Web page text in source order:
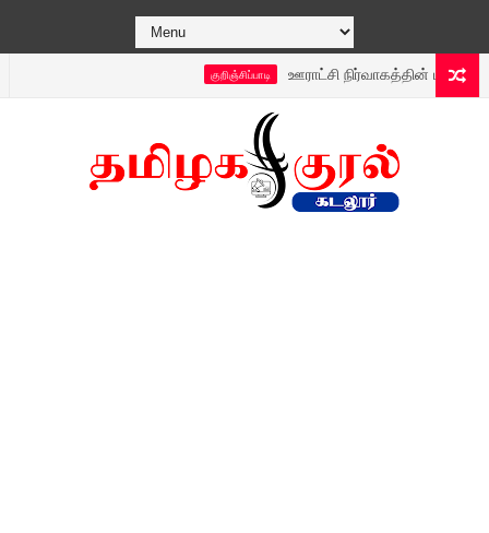
குறிஞ்சிப்பாடி ஊராட்சி நிர்வாகத்தின் புதிய